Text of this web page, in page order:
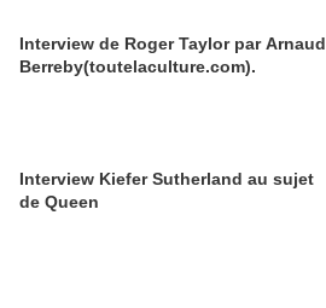
Interview de Roger Taylor par Arnaud
Berreby(toutelaculture.com).
Interview Kiefer Sutherland au sujet
de Queen